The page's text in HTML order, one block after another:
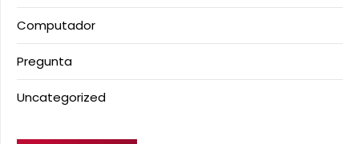
Computador
Pregunta
Uncategorized